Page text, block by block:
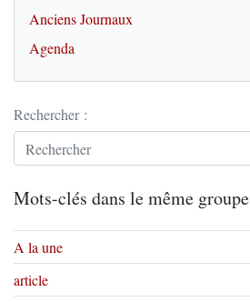
Anciens Journaux
Agenda
Rechercher :
Mots-clés dans le même groupe
A la une
article